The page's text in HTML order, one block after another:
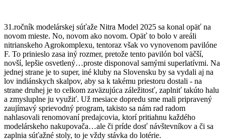
31.ročník modelárskej súťaže Nitra Model 2025 sa konal opäť na
novom mieste. No, novom ako novom. Opäť to bolo v areáli
nitrianskeho Agrokomplexu, tentoraz však vo vynovenom pavilóne
F. To prinieslo zasa iný rozmer, pretože tento pavilón bol väčší,
novší, lepšie osvetlený…proste disponoval samými superlatívmi. Na
jednej strane je to super, iné kluby na Slovensku by sa vydali aj na
lov indiánskych skalpov, aby sa k takému priestoru dostali - na
strane druhej je to celkom zaväzujúca záležitosť, zaplniť takúto halu
a zmysluplne ju využiť. Už mesiace dopredu sme mali pripravený
zaujímavý sprievodný program, takisto sa nám rad radom
nahlasovali renomovaní predajcovia, ktorí pritiahnu každého
modelárskeho nakupovača…ale či príde dosť návštevníkov a či sa
zaplnia súťažné stoly, to je vždy stávka do lotérie.